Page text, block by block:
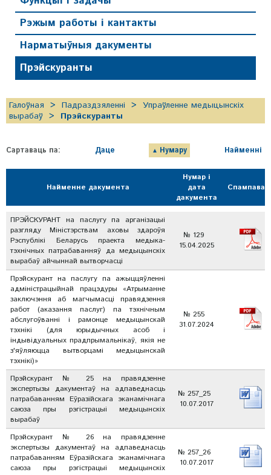
Рэжым работы і кантакты
Нарматыўныя дакументы
Прэйскуранты
Галоўная Падраздзяленні
Упраўленне медыцынскіх
вырабаў
Прэйскуранты
Сартаваць па: Даце Нумару Найменні
Найменне дакумента
Нумар і
дата
дакумента
ПРЭЙСКУРАНТ на паслугу па арганізацыі
разгляду Міністэрствам аховы здароўя
Рэспублікі Беларусь праекта медыка-
тэхнічных патрабаванняў да медыцынскіх
вырабаў айчыннай вытворчасці
№ 129
15.04.2025
Прэйскурант на паслугу па ажыццяўленні
адміністрацыйнай працэдуры «Атрыманне
заключэння аб магчымасці правядзення
работ (аказання паслуг) па тэхнічным
абслугоўванні і рамонце медыцынскай
тэхнікі (для юрыдычных асоб і
індывідуальных прадпрымальнікаў, якія не
з'яўляюцца вытворцамі медыцынскай
тэхнікі)»
№ 255
31.07.2024
Прэйскурант № 25 на правядзенне
экспертызы дакументаў на адпаведнасць
патрабаванням Еўразійскага эканамічнага
саюза пры рэгістрацыі медыцынскіх
вырабаў
№ 257_25
10.07.2017
Прэйскурант № 26 на правядзенне
экспертызы дакументаў на адпаведнасць
патрабаванням Еўразійскага эканамічнага
саюза пры рэгістрацыі медыцынскіх
№ 257_26
10.07.2017